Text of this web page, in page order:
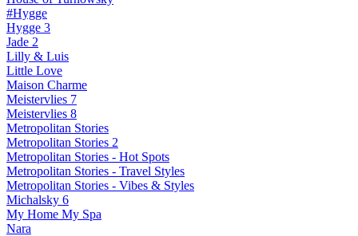
#Hygge
Hygge 3
Jade 2
Lilly & Luis
Little Love
Maison Charme
Meistervlies 7
Meistervlies 8
Metropolitan Stories
Metropolitan Stories 2
Metropolitan Stories - Hot Spots
Metropolitan Stories - Travel Styles
Metropolitan Stories - Vibes & Styles
Michalsky 6
My Home My Spa
Nara